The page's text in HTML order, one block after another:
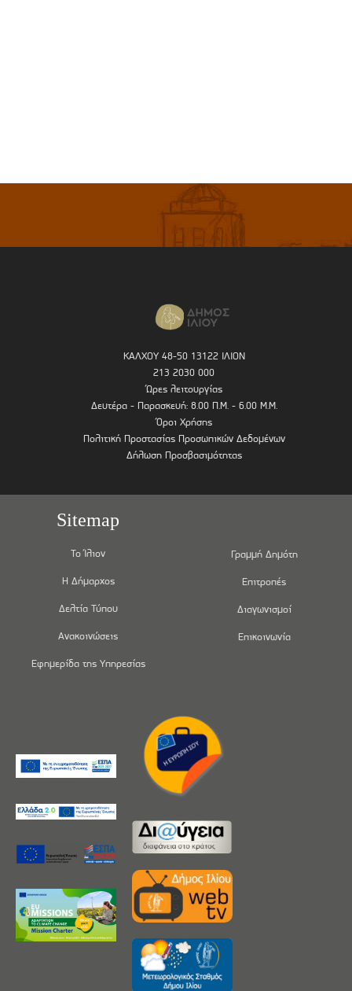
ΚΑΛΧΟΥ 48-50 13122 ΙΛΙΟΝ
213 2030 000
Ώρες λειτουργίας
Δευτέρα - Παρασκευή: 8.00 Π.Μ. - 6.00 Μ.Μ.
Όροι Χρήσης
Πολιτική Προστασίας Προσωπικών Δεδομένων
Δήλωση Προσβασιμότητας
Sitemap
Το Ίλιον
Η Δήμαρχος
Δελτία Τύπου
Ανακοινώσεις
Εφημερίδα της Υπηρεσίας
Γραμμή Δημότη
Επιτροπές
Διαγωνισμοί
Επικοινωνία